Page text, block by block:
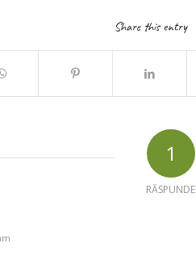
Share this entry
1
RĂSPUNDE